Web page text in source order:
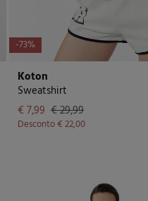
-73%
Koton
Sweatshirt
€ 7,99 € 29,99
Desconto€ 22,00